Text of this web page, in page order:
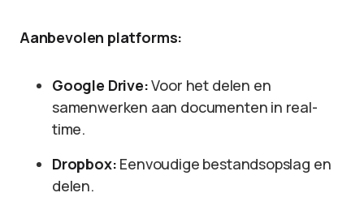
Aanbevolen platforms:
Google Drive:Voor het delen en
samenwerken aan documenten in real-
time.
Dropbox: Eenvoudige bestandsopslag en
delen.